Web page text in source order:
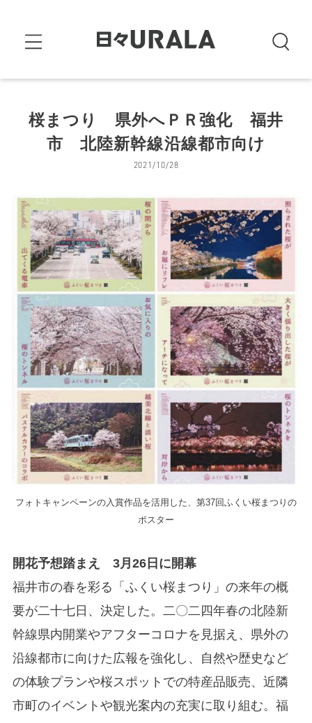
桜まつり 県外へＰＲ強化 福井
市 北陸新幹線沿線都市向け
2021/10/28
フォトキャンペーンの入賞作品を活用した、第37回ふくい桜まつりの
ポスター
開花予想踏まえ 3月26日に開幕
福井市の春を彩る「ふくい桜まつり」の来年の概
要が二十七日、決定した。二〇二四年春の北陸新
幹線県内開業やアフターコロナを見据え、県外の
沿線都市に向けた広報を強化し、自然や歴史など
の体験プランや桜スポットでの特産品販売、近隣
市町のイベントや観光案内の充実に取り組む。福